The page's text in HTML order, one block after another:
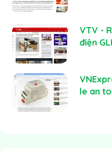
VTV -
điện
le an